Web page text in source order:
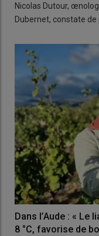
Nicolas Dutour,
Dubernet, constate de
Dans l’Aude : «
8 °C, favorise de